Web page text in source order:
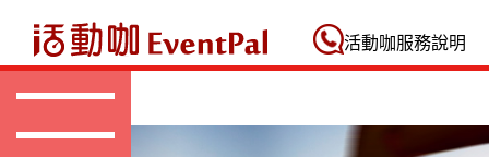
活動咖 Eventpal
活動咖服務說明